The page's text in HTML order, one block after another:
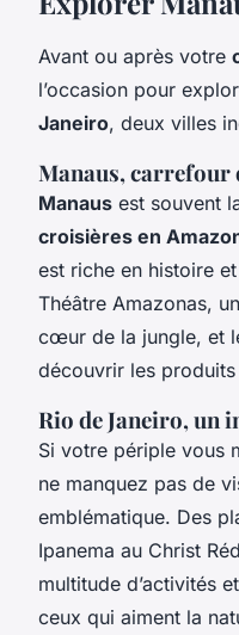
Avant ou après votre
l’occasion pour
Janeiro, deux villes
Manaus, carrefour
Manaus est souvent
croisières en
est riche en histoire
Théâtre Amazonas,
cœur de la jungle, et
découvrir les
Rio de Janeiro, un
Si votre périple vous
ne manquez pas de
emblématique. Des
Ipanema au Christ
multitude d’activités
ceux qui aiment la